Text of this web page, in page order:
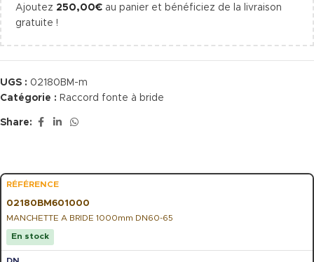
Ajoutez 250,00€ au panier et bénéficiez de la livraison
gratuite !
UGS : 02180BM-m
Catégorie : Raccord fonte à bride
Share:
02180BM601000
MANCHETTE A BRIDE 1000mm DN60-65
En stock